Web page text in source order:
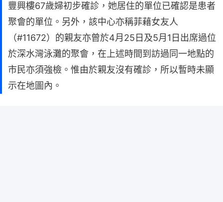
豐興樓67歲婦初步確診，她居住的單位已確認是患者
聚會的單位。另外，該中心亦稱菲藉女友人
（#11672）的親友亦曾於4月25日及5月1日出席過位
於深水灣泳灘的聚會，在上述時間到訪過同一地點的
市民亦須強檢。惟由於親友沒有確診，所以暫時未顯
示在地圖內。